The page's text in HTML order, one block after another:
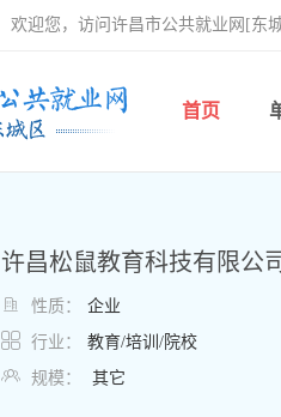
欢迎您，访问许昌市公共就业网[东
首页
许昌松鼠教育科技有限公司
 性质： 企业
 行业： 教育/培训/院校
 规模： 其它